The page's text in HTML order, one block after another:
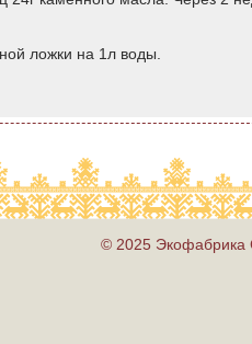
ложки на 1л воды.
© 2025 Экофабрика